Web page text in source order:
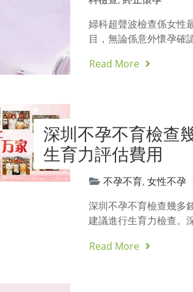
婦科超聲波檢查係女性
目，無論係意外懷孕
Read More
深圳不孕不育檢查
生育力評估費用
不孕不育,女性不孕
深圳不孕不育檢查幾多
建議進行生育力檢查
Read More